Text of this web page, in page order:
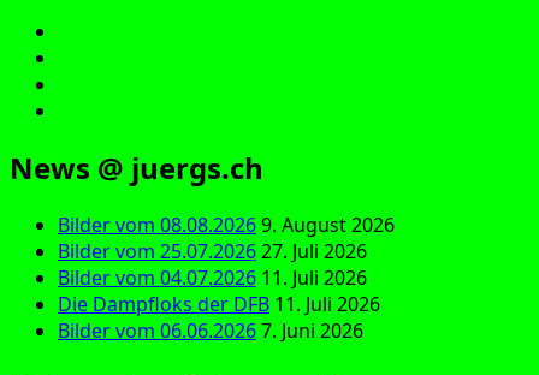
News @ juergs.ch
Bilder vom 08.08.20269. August 2026
Bilder vom 25.07.202627. Juli 2026
Bilder vom 04.07.2026 11. Juli 2026
Die Dampfloks der DFB 11. Juli 2026
Bilder vom 06.06.20267. Juni 2026